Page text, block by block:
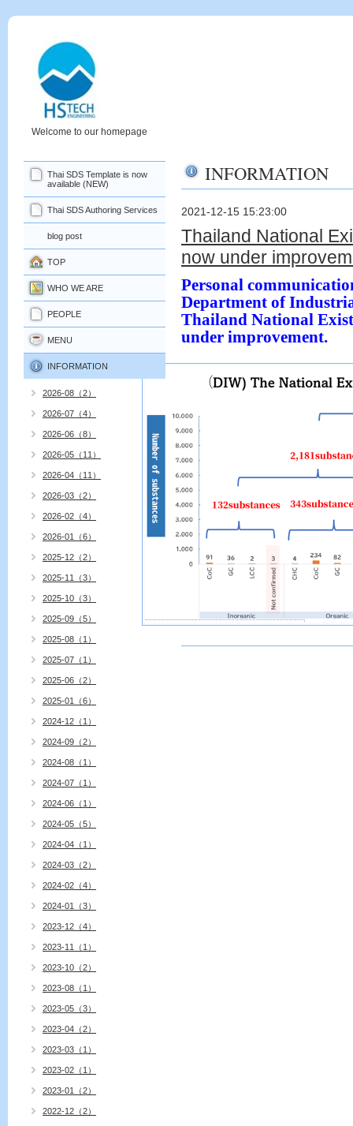
Welcome to our homepage
INFORMATION
2021-12-15 15:23:00
Thailand National
now under
Personal
Department of
Thailand National
under improvement.
Thai SDS Template is now
available (NEW)
Thai SDS Authoring Services
blog post
TOP
WHO WE ARE
PEOPLE
MENU
INFORMATION
2026-08（2）
2026-07（4）
2026-06（8）
2026-05（11）
2026-04（11）
2026-03（2）
2026-02（4）
2026-01（6）
2025-12（2）
2025-11（3）
2025-10（3）
2025-09（5）
2025-08（1）
2025-07（1）
2025-06（2）
2025-01（6）
2024-12（1）
2024-09（2）
2024-08（1）
2024-07（1）
2024-06（1）
2024-05（5）
2024-04（1）
2024-03（2）
2024-02（4）
2024-01（3）
2023-12（4）
2023-11（1）
2023-10（2）
2023-08（1）
2023-05（3）
2023-04（2）
2023-03（1）
2023-02（1）
2023-01（2）
2022-12（2）